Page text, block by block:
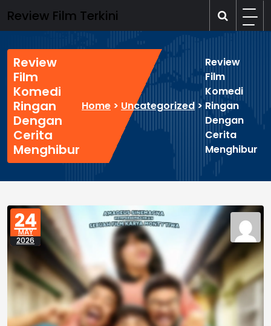
to
content
Review Film Terkini
Review
Film
Komedi
Ringan
Dengan
Cerita
Menghibur
Home > Uncategorized >
Review
Film
Komedi
Ringan
Dengan
Cerita
Menghibur
24
MAY
2026